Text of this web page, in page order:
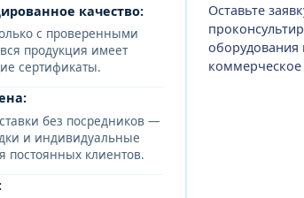
качество:
с проверенными
продукция имеет
сертификаты.
без посредников —
и индивидуальные
постоянных клиентов.
Оставьте
оборудования